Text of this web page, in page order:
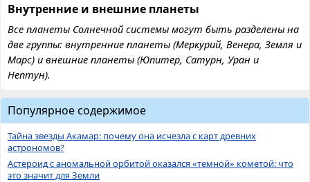
Внутренние и внешние планеты
Все планеты Солнечной системы могут быть разделены на
две группы: внутренние планеты (Меркурий, Венера, Земля и
Марс) и внешние планеты (Юпитер, Сатурн, Уран и
Нептун).
Популярное содержимое
Тайна звезды Акамар: почему она исчезла с карт древних
астрономов?
Астероид с аномальной орбитой оказался «темной» кометой: что
это значит для Земли